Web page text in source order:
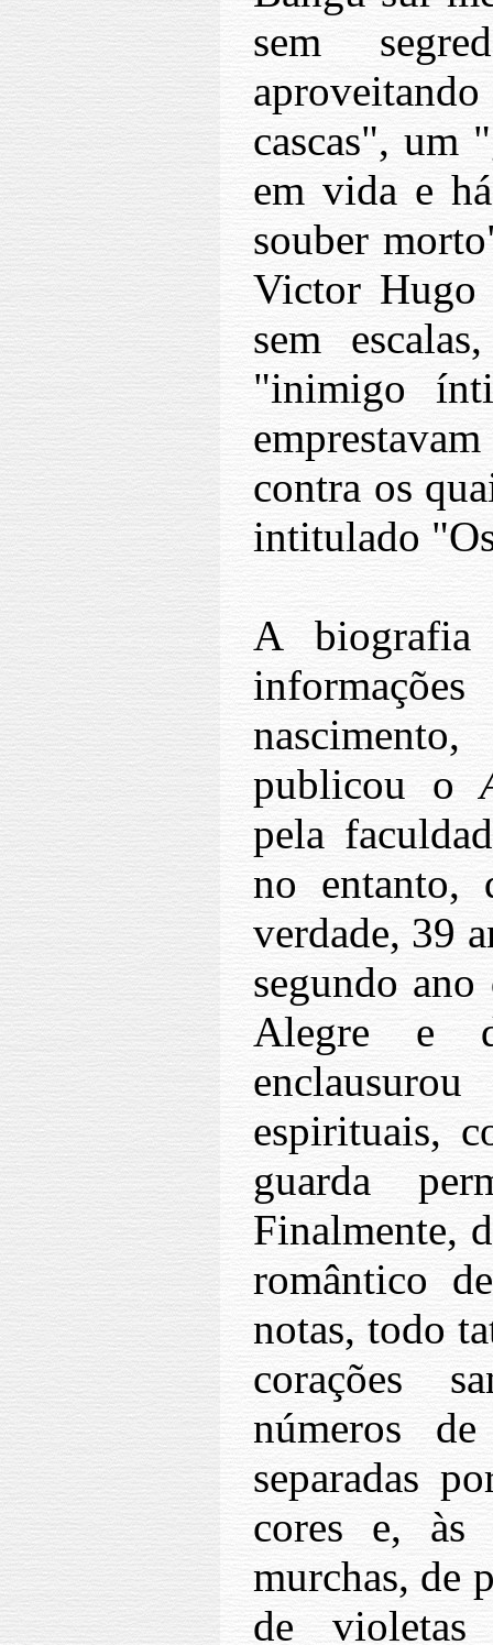
sem
cascas", um
em vida e
souber
Victor Hugo
sem
"inimigo
contra os
intitulado
A
publicou o
pela
no entanto,
verdade, 39
segundo
Alegre e
espirituais,
guarda
Finalmente,
romântico
notas, todo
corações
números
separadas
cores e, às
murchas, de
de violetas